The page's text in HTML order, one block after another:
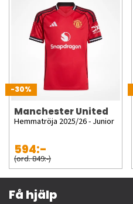
-30%
Manchester United
Hemmatröja 2025/26 - Junior
594:-
(ord. 849:-)
Få hjälp